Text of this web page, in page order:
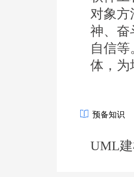
对象方
神、奋
自信
体，为
预备知识
UML